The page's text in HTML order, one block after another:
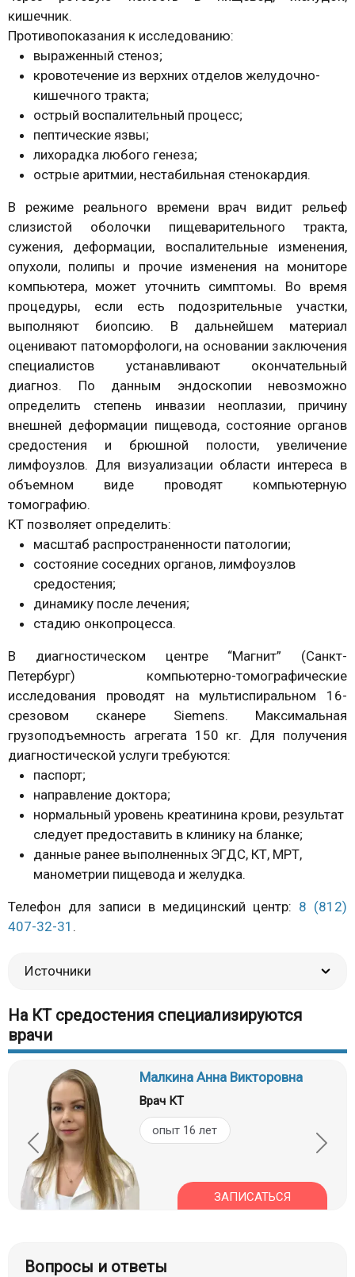
кишечник.
Противопоказания к исследованию:
выраженный стеноз;
кровотечение из верхних отделов желудочно-
кишечного тракта;
острый воспалительный процесс;
пептические язвы;
лихорадка любого генеза;
острые аритмии, нестабильная стенокардия.
В режиме реального времени врач видит рельеф
слизистой оболочки пищеварительного тракта,
сужения, деформации, воспалительные изменения,
опухоли, полипы и прочие изменения на мониторе
компьютера, может уточнить симптомы. Во время
процедуры, если есть подозрительные участки,
выполняют биопсию. В дальнейшем материал
оценивают патоморфологи, на основании заключения
специалистов устанавливают окончательный
диагноз. По данным эндоскопии невозможно
определить степень инвазии неоплазии, причину
внешней деформации пищевода, состояние органов
средостения и брюшной полости, увеличение
лимфоузлов. Для визуализации области интереса в
объемном виде проводят компьютерную
томографию.
КТ позволяет определить:
масштаб распространенности патологии;
состояние соседних органов, лимфоузлов
средостения;
динамику после лечения;
стадию онкопроцесса.
В диагностическом центре “Магнит” (Санкт-
Петербург) компьютерно-томографические
исследования проводят на мультиспиральном 16-
срезовом сканере Siemens. Максимальная
грузоподъемность агрегата 150 кг. Для получения
диагностической услуги требуются:
паспорт;
направление доктора;
нормальный уровень креатинина крови, результат
следует предоставить в клинику на бланке;
данные ранее выполненных ЭГДС, КТ, МРТ,
манометрии пищевода и желудка.
Телефон для записи в медицинский центр: 8 (812)
407-32-31 .
Источники
На КТ средостения специализируются
врачи
Малкина Анна Викторовна
Врач КТ
опыт 16 лет
ЗАПИСАТЬСЯ
Вопросы и ответы